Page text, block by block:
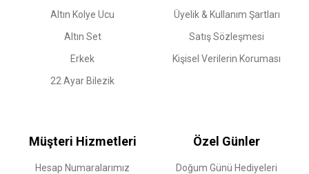
Altın Kolye Ucu
Altın Set
Erkek
22 Ayar Bilezik
Üyelik & Kullanım Şartları
Satış Sözleşmesi
Kişisel Verilerin Koruması
Müşteri Hizmetleri
Hesap Numaralarımız
Özel Günler
Doğum Günü Hediyeleri